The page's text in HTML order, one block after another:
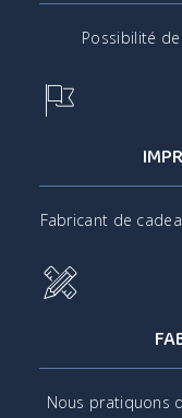
Possibilité
Fabricant de
Nous pratiquons